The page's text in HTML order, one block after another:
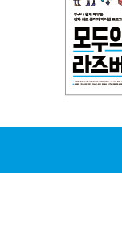
를 배워 보자
기울기 센서)을 배워
연결하는 방법
한 스케치 작성
연결하는 방법
원 바꾸기